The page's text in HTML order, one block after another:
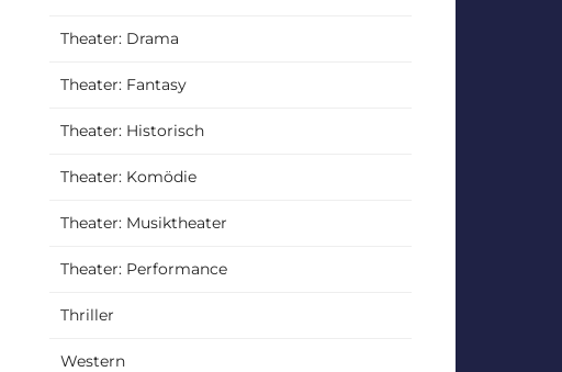
Theater: Drama
Theater: Fantasy
Theater: Historisch
Theater: Komödie
Theater: Musiktheater
Theater: Performance
Thriller
Western